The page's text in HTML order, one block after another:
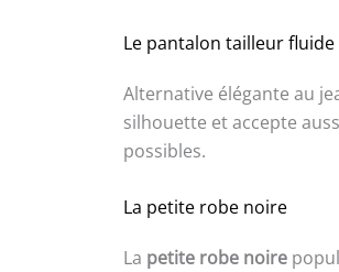
Le pantalon tailleur fluide
Alternative élégante au
silhouette et accepte
possibles.
La petite robe noire
La petite robe noire